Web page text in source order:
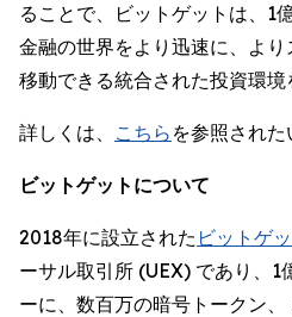
ることで、ビットゲットは、1
金融の世界をより迅速に、よ
移動できる統合された投資環境
詳しくは、 こちら を参照された
ビットゲットについて
2018年に設立された ビットゲ
ーサル取引所 (UEX) であり、
ーに、数百万の暗号トークン